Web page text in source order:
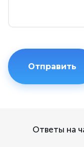
Ответы на